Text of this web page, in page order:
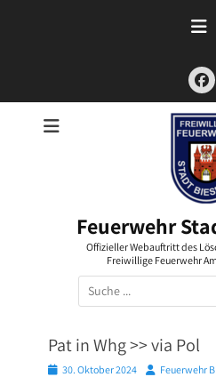
Feuerwehr
Offizieller Webauftritt des
Freiwillige Feuerwehr
Suchen
nach:
Pat in Whg >> via Pol
Posted30. Oktober 2024 AutorFeuerwehr